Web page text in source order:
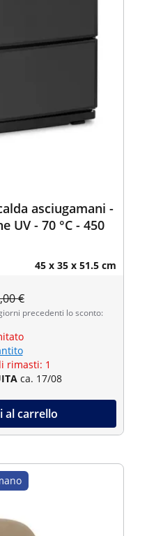
asciugamani -
UV - 70 °C - 450
45 x 35 x 51.5 cm
€
precedenti lo sconto:
rimasti: 1
ca. 17/08
al carrello